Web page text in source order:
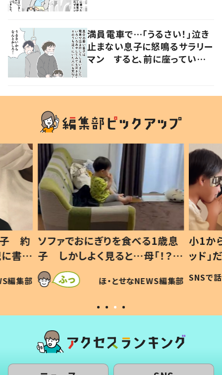
満員電車で…「うるさい！」泣き
止まない息子に怒鳴るサラリー
マン すると、前に座っていた
歳息
？」
編集部
小1から不登校、息子は「ギフテ
ッド」だった 父が“ウチ給食”を
作り続ける理由とは #令和の親
#令和の子
SNSで話題 ほ・とせなNEWS編集部
ひ孫
が、抱
「涙
い」